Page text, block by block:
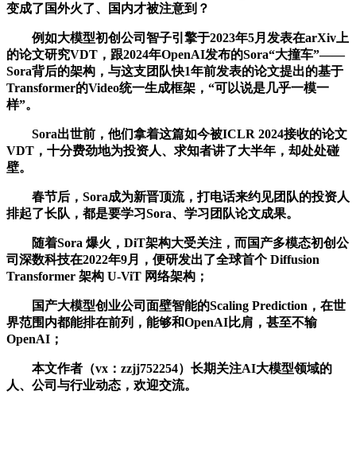
变成了国外火了、国内才被注意到？
例如大模型初创公司智子引擎于2023年5月发表在arXiv上
的论文研究VDT，跟2024年OpenAI发布的Sora“大撞车”——
Sora背后的架构，与这支团队快1年前发表的论文提出的基于
Transformer的Video统一生成框架，“可以说是几乎一模一
样”。
Sora出世前，他们拿着这篇如今被ICLR 2024接收的论文
VDT，十分费劲地为投资人、求知者讲了大半年，却处处碰
壁。
春节后，Sora成为新晋顶流，打电话来约见团队的投资人
排起了长队，都是要学习Sora、学习团队论文成果。
随着Sora 爆火，DiT架构大受关注，而国产多模态初创公
司深数科技在2022年9月，便研发出了全球首个 Diffusion
Transformer 架构 U-ViT 网络架构；
国产大模型创业公司面壁智能的Scaling Prediction，在世
界范围内都能排在前列，能够和OpenAI比肩，甚至不输
OpenAI；
本文作者（vx：zzjj752254）长期关注AI大模型领域的
人、公司与行业动态，欢迎交流。